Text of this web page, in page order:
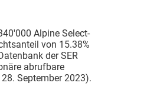
Alpine Select-
von 15.38%
der SER
abrufbare
September 2023).